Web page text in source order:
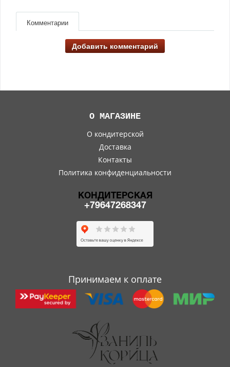
Комментарии
Добавить комментарий
О МАГАЗИНЕ
О кондитерской
Доставка
Контакты
Политика конфиденциальности
КОНДИТЕРСКАЯ
+79647268347
Принимаем к оплате